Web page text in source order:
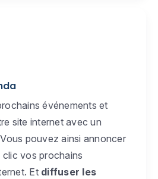
événements et
site internet avec un
pouvez ainsi annoncer
vos prochains
Et diffuser les